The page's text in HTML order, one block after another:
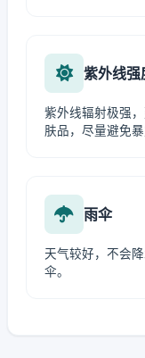
紫外线强
紫外线辐射极强
肤品，尽量避免暴
雨伞
天气较好，不会
伞。